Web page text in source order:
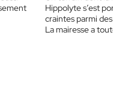
avant un an
Hippolyte s’est
craintes parmi
La mairesse a